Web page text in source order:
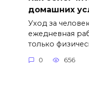
домашних
Уход за
ежедневная
только
0 656